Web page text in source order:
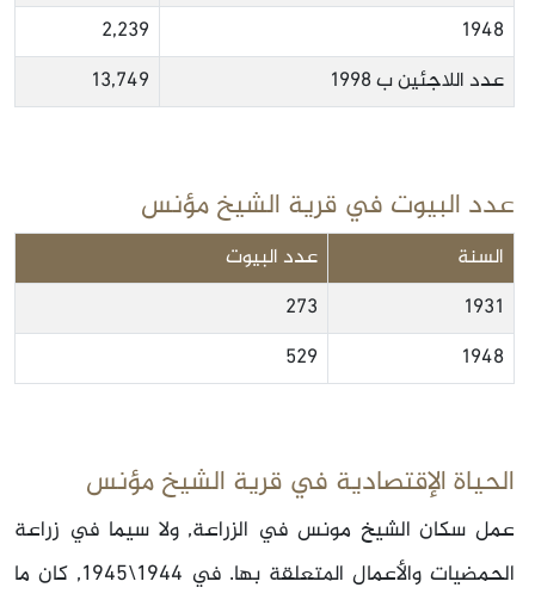
1948
2,239
عدد اللاجئين ب 1998
13,749
عدد البيوت في قرية الشيخ مؤنس
السنة
عدد البيوت
1931
273
1948
529
الحياة الإقتصادية في قرية الشيخ مؤنس
عمل سكان الشيخ مونس في الزراعة, ولا سيما في زراعة
الحمضيات والأعمال المتعلقة بها. في 1944\1945, كان ما